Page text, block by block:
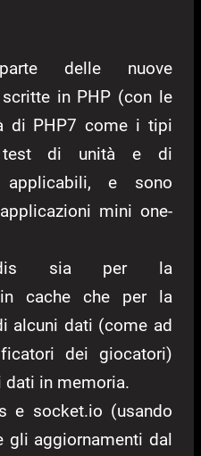
delle nuove
in PHP (con le
di PHP7 come i tipi
test di unità e di
applicabili, e sono
mini one-
sia per la
in cache che per la
alcuni dati (come ad
dei giocatori)
dati in memoria.
e socket.io (usando
gli aggiornamenti dal